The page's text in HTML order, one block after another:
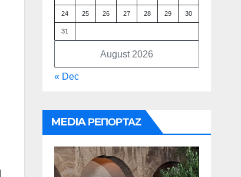
August 2026
24 25 26 27 28 29 30
31
« Dec
MEDIA ΡΕΠΟΡΤΑΖ